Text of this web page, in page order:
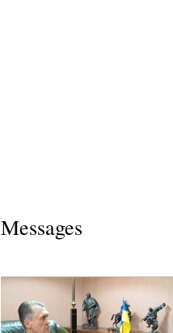
Messages